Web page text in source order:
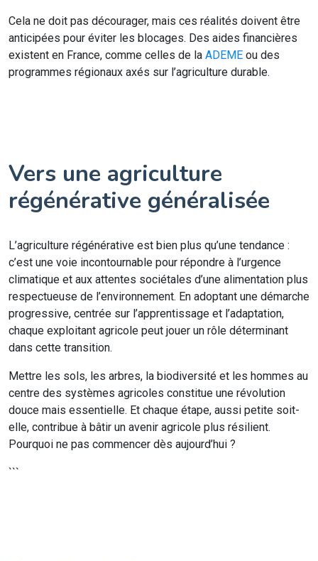
Cela ne doit pas décourager, mais ces réalités doivent être
anticipées pour éviter les blocages. Des aides financières
existent en France, comme celles de la ADEME ou des
programmes régionaux axés sur l’agriculture durable.
Vers une agriculture
régénérative généralisée
L’agriculture régénérative est bien plus qu’une tendance :
c’est une voie incontournable pour répondre à l’urgence
climatique et aux attentes sociétales d’une alimentation plus
respectueuse de l’environnement. En adoptant une démarche
progressive, centrée sur l’apprentissage et l’adaptation,
chaque exploitant agricole peut jouer un rôle déterminant
dans cette transition.
Mettre les sols, les arbres, la biodiversité et les hommes au
centre des systèmes agricoles constitue une révolution
douce mais essentielle. Et chaque étape, aussi petite soit-
elle, contribue à bâtir un avenir agricole plus résilient.
Pourquoi ne pas commencer dès aujourd’hui ?
```